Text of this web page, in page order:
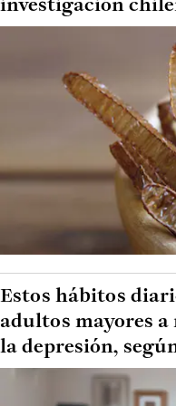
investigación
Estos hábitos
adultos mayores
la depresión,